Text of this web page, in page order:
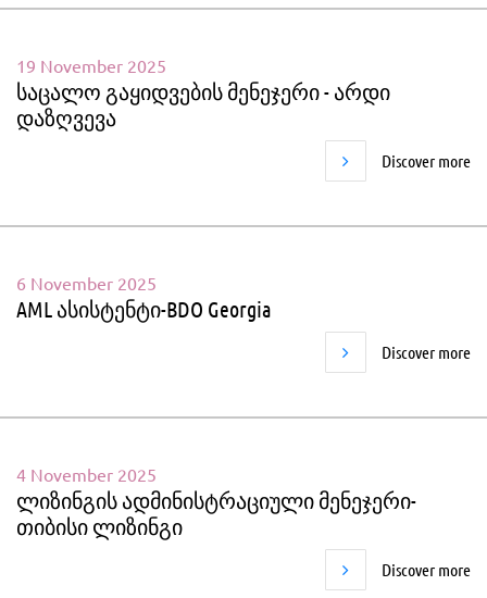
19 November 2025
საცალო გაყიდვების მენეჯერი - არდი
დაზღვევა
Discover more
6 November 2025
AML ასისტენტი-BDO Georgia
Discover more
4 November 2025
ლიზინგის ადმინისტრაციული მენეჯერი-
თიბისი ლიზინგი
Discover more